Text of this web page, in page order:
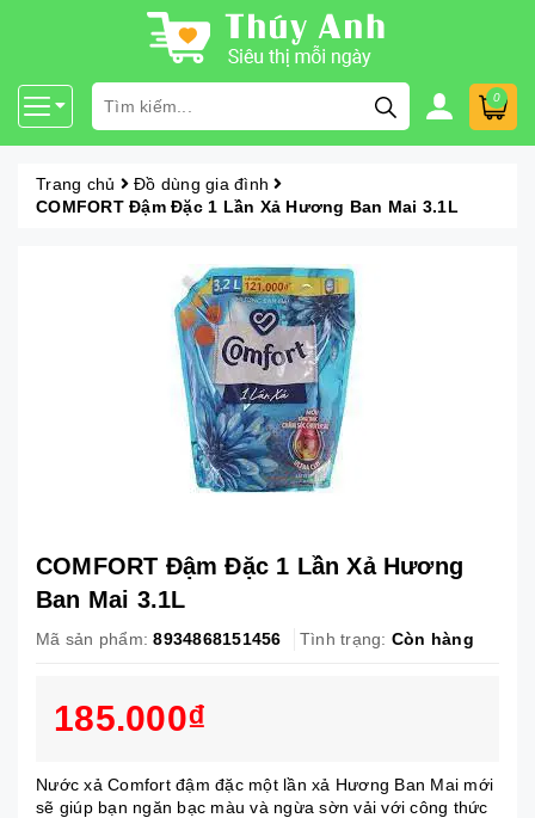
0
Trang chủ
Đồ dùng gia đình
COMFORT Đậm Đặc 1 Lần Xả Hương Ban Mai 3.1L
COMFORT Đậm Đặc 1 Lần Xả Hương
Ban Mai 3.1L
Mã sản phẩm: 8934868151456 Tình trạng: Còn hàng
185.000₫
Nước xả Comfort đậm đặc một lần xả Hương Ban Mai mới
sẽ giúp bạn ngăn bạc màu và ngừa sờn vải với công thức